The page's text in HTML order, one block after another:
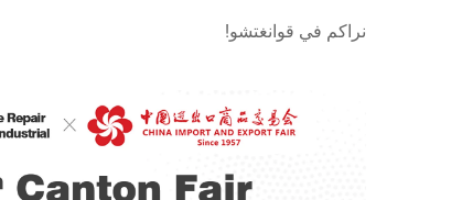
نراكم في قوانغتشو!